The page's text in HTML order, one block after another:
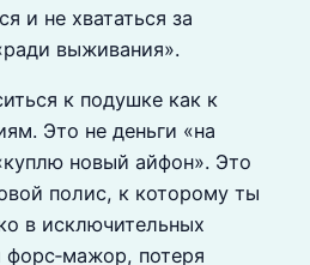
и не хвататься за
выживания».
к подушке как к
Это не деньги «на
новый айфон». Это
полис, к которому ты
в исключительных
форс‑мажор, потеря